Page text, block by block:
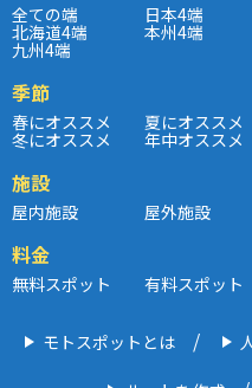
全ての端 日本4端
北海道4端 本州4端
九州4端
季節
春にオススメ 夏にオススメ
冬にオススメ 年中オススメ
施設
屋内施設 屋外施設
料金
無料スポット 有料スポット
モトスポットとは